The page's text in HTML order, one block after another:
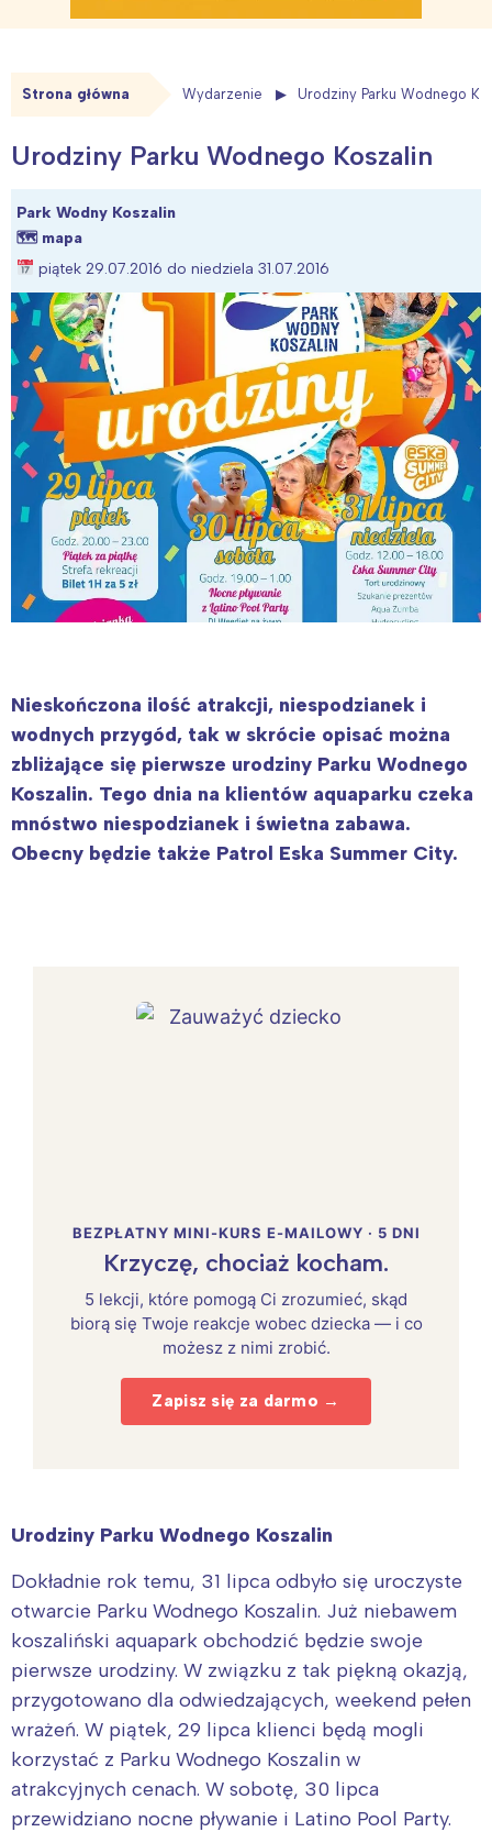
Strona główna Wydarzenie Urodziny Parku Wodnego
Urodziny Parku Wodnego Koszalin
Park Wodny Koszalin
🗺 mapa
piątek 29.07.2016 do niedziela 31.07.2016
Nieskończona ilość atrakcji, niespodzianek i
wodnych przygód, tak w skrócie opisać można
zbliżające się pierwsze urodziny Parku Wodnego
Koszalin. Tego dnia na klientów aquaparku czeka
mnóstwo niespodzianek i świetna zabawa.
Obecny będzie także Patrol Eska Summer City.
BEZPŁATNY MINI-KURS E-MAILOWY · 5 DNI
Krzyczę, chociaż kocham.
5 lekcji, które pomogą Ci zrozumieć, skąd
biorą się Twoje reakcje wobec dziecka — i co
możesz z nimi zrobić.
Zapisz się za darmo →
Urodziny Parku Wodnego Koszalin
Dokładnie rok temu, 31 lipca odbyło się uroczyste
otwarcie Parku Wodnego Koszalin. Już niebawem
koszaliński aquapark obchodzić będzie swoje
pierwsze urodziny. W związku z tak piękną okazją,
przygotowano dla odwiedzających, weekend pełen
wrażeń. W piątek, 29 lipca klienci będą mogli
korzystać z Parku Wodnego Koszalin w
atrakcyjnych cenach. W sobotę, 30 lipca
przewidziano nocne pływanie i Latino Pool Party.